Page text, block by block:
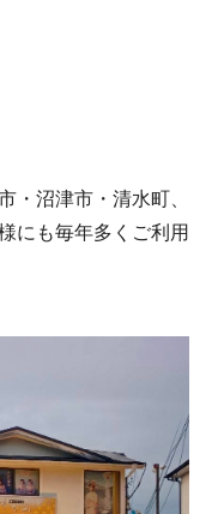
沼津市・清水町、
にも毎年多くご利用